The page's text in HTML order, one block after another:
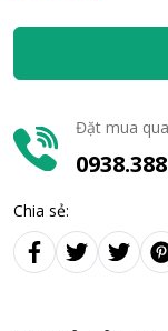
Đặt mua
Chia sẻ: